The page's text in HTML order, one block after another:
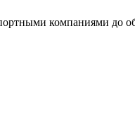
компаниями до